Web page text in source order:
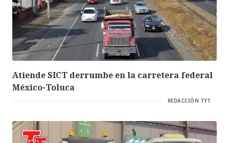
Atiende SICT derrumbe en la carretera federal
México-Toluca
REDACCIÓN TYT